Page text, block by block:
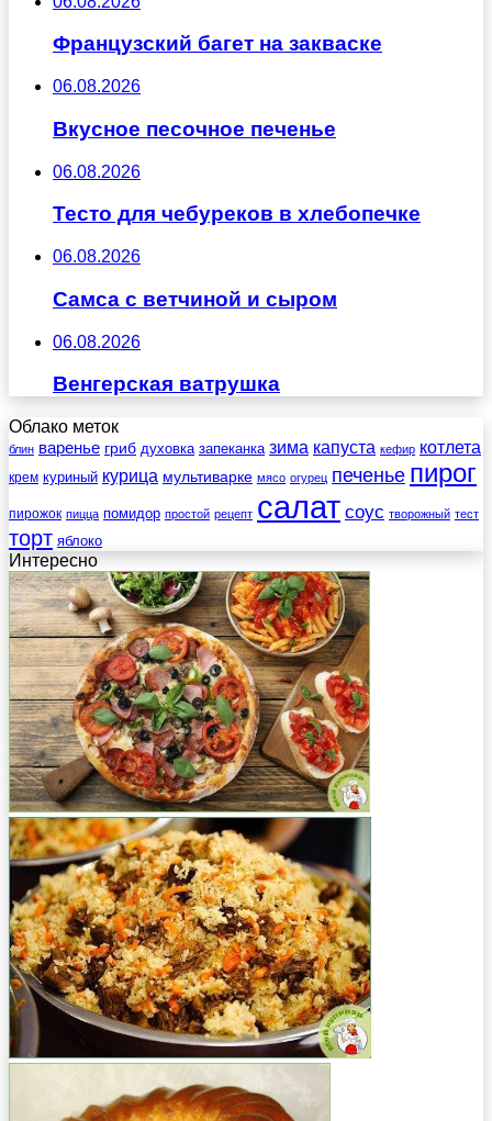
Французский багет на закваске
06.08.2026
Вкусное песочное печенье
06.08.2026
Тесто для чебуреков в хлебопечке
06.08.2026
Самса с ветчиной и сыром
06.08.2026
Венгерская ватрушка
Облако меток
блин варенье гриб духовка запеканка зима капуста кефир котлета
крем куриный курица мультиварке мясо огурец печенье пирог
пирожок пицца помидор простой рецепт салат соус творожный тест
торт яблоко
Интересно